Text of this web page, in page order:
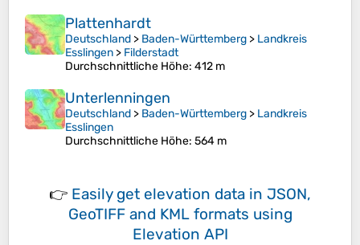
Plattenhardt
Deutschland > Baden-Württemberg > Landkreis
Esslingen > Filderstadt
Durchschnittliche Höhe: 412 m
Unterlenningen
Deutschland > Baden-Württemberg > Landkreis
Esslingen
Durchschnittliche Höhe: 564 m
👉 Easily get elevation data in JSON,
GeoTIFF and KML formats using
Elevation API